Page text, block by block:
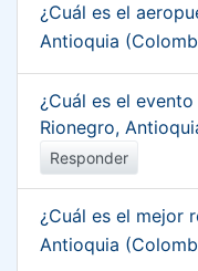
¿Cuál es el
Antioquia
¿Cuál es el
Rionegro,
Responder
¿Cuál es el mejor
Antioquia